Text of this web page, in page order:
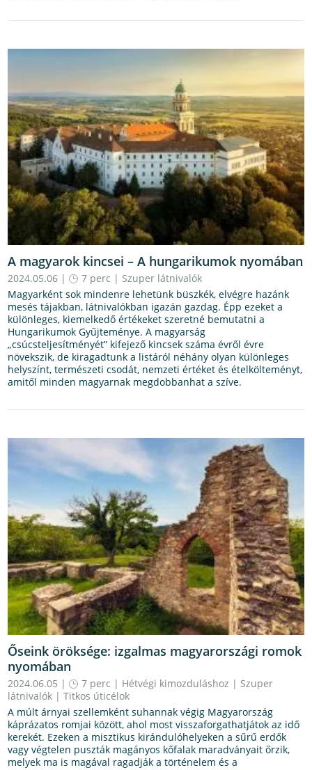
A magyarok kincsei – A hungarikumok nyomában
2024.05.06 | 7 perc | Szuper látnivalók
Magyarként sok mindenre lehetünk büszkék, elvégre hazánk
mesés tájakban, látnivalókban igazán gazdag. Épp ezeket a
különleges, kiemelkedő értékeket szeretné bemutatni a
Hungarikumok Gyűjteménye. A magyarság
„csúcsteljesítményét” kifejező kincsek száma évről évre
növekszik, de kiragadtunk a listáról néhány olyan különleges
helyszínt, természeti csodát, nemzeti értéket és ételkölteményt,
amitől minden magyarnak megdobbanhat a szíve.
Őseink öröksége: izgalmas magyarországi romok
nyomában
2024.06.05 | 7 perc | Hétvégi kimozduláshoz | Szuper
látnivalók |Titkos úticélok
A múlt árnyai szellemként suhannak végig Magyarország
káprázatos romjai között, ahol most visszaforgathatjátok az idő
kerekét. Ezeken a misztikus kirándulóhelyeken a sűrű erdők
vagy végtelen puszták magányos kőfalak maradványait őrzik,
melyek ma is magával ragadják a történelem és a